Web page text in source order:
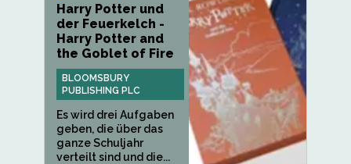
Harry Potter und
der Feuerkelch -
Harry Potter and
the Goblet of Fire
BLOOMSBURY
PUBLISHING PLC
Es wird drei Aufgaben
geben, die über das
ganze Schuljahr
verteilt sind und die...